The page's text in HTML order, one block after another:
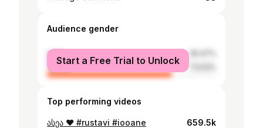
Audience gender
male
female
Start a Free Trial to Unlock
Top performing videos
ასეა ❤️ #rustavi #iooane 659.5k